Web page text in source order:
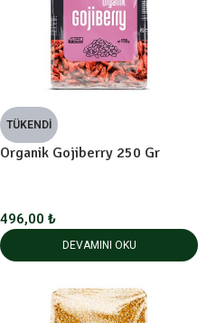
TÜKENDI
Organik Gojiberry 250 Gr
496,00 ₺
DEVAMINI OKU